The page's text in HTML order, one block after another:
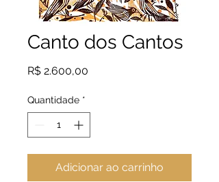
Canto dos Cantos
R$ 2.600,00
Quantidade *
Adicionar ao carrinho